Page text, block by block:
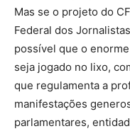
Mas se o projeto do
Federal dos
possível que o
seja jogado no lixo,
que regulamenta a
manifestações
parlamentares,